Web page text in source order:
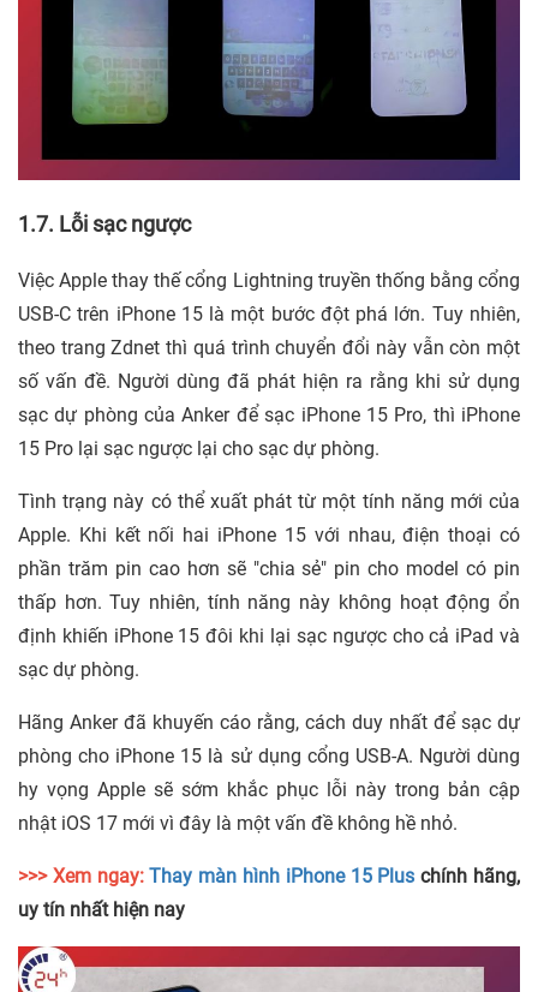
1.7. Lỗi sạc ngược
Việc Apple thay thế cổng Lightning truyền thống bằng cổng
USB-C trên iPhone 15 là một bước đột phá lớn. Tuy nhiên,
theo trang Zdnet thì quá trình chuyển đổi này vẫn còn một
số vấn đề. Người dùng đã phát hiện ra rằng khi sử dụng
sạc dự phòng của Anker để sạc iPhone 15 Pro, thì iPhone
15 Pro lại sạc ngược lại cho sạc dự phòng.
Tình trạng này có thể xuất phát từ một tính năng mới của
Apple. Khi kết nối hai iPhone 15 với nhau, điện thoại có
phần trăm pin cao hơn sẽ "chia sẻ" pin cho model có pin
thấp hơn. Tuy nhiên, tính năng này không hoạt động ổn
định khiến iPhone 15 đôi khi lại sạc ngược cho cả iPad và
sạc dự phòng.
Hãng Anker đã khuyến cáo rằng, cách duy nhất để sạc dự
phòng cho iPhone 15 là sử dụng cổng USB-A. Người dùng
hy vọng Apple sẽ sớm khắc phục lỗi này trong bản cập
nhật iOS 17 mới vì đây là một vấn đề không hề nhỏ.
>>> Xem ngay:Thay màn hình iPhone 15 Plus chính hãng,
uy tín nhất hiện nay